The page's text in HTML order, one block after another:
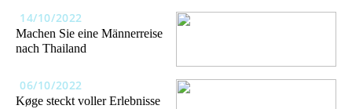
14/10/2022
Machen Sie eine Männerreise
nach Thailand
06/10/2022
Køge steckt voller Erlebnisse